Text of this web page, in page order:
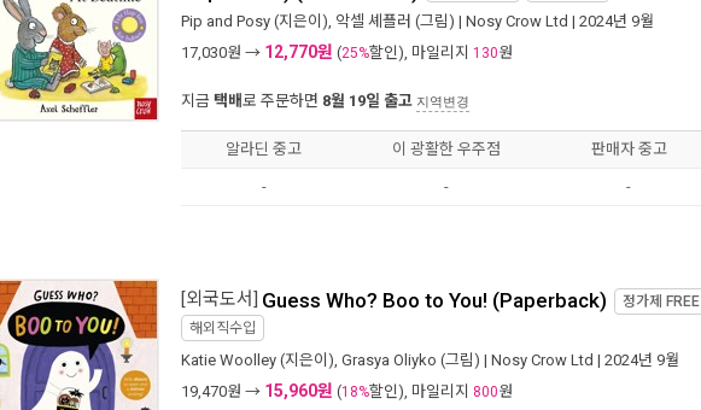
Pip and Posy (지은이), 악셀 셰플러 (그림) | Nosy Crow Ltd | 2024년 9월
17,030원 → 12,770원 (25%할인), 마일리지 130원
지금 택배로 주문하면 8월 19일 출고 지역변경
알라딘 중고 이 광활한 우주점 판매자 중고
- - -
[외국도서] Guess Who? Boo to You! (Paperback) 정가제 FREE
해외직수입
Katie Woolley (지은이), Grasya Oliyko (그림) | Nosy Crow Ltd | 2024년 9월
19,470원 → 15,960원 (18%할인), 마일리지 800원